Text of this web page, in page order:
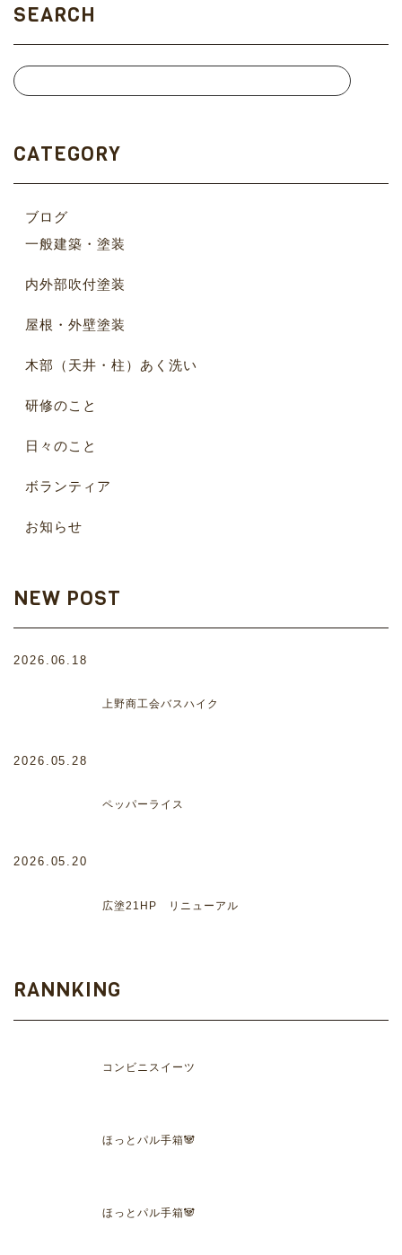
SEARCH
CATEGORY
ブログ
一般建築・塗装
内外部吹付塗装
屋根・外壁塗装
木部（天井・柱）あく洗い
研修のこと
日々のこと
ボランティア
お知らせ
NEW POST
2026.06.18
上野商工会バスハイク
2026.05.28
ペッパーライス
2026.05.20
広塗21HP リニューアル
RANNKING
コンビニスイーツ
ほっとパル手箱🐼
ほっとパル手箱🐼